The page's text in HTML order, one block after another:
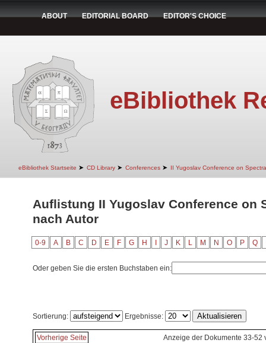
ABOUT EDITORIAL BOARD EDITOR'S CHOICE
eBibliothek
eBibliothek Startseite ➤ CD Library ➤ Conferences ➤ II Yugoslav Conference on
Auflistung II Yugoslav Conference on
nach Autor
0-9 A B C D E F G H J K L M N O P Q
Oder geben Sie die ersten Buchstaben ein:
Sortierung: Ergebnisse:
Vorherige Seite Anzeige der Dokumente 33-52